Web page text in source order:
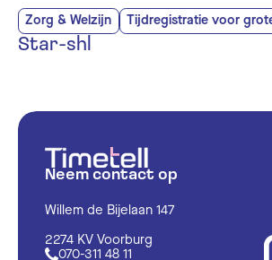
Zorg & Welzijn Tijdregistratie voor
Star-shl
Neem contact op
Willem de Bijelaan 147
2274 KV Voorburg
070-311 48 11